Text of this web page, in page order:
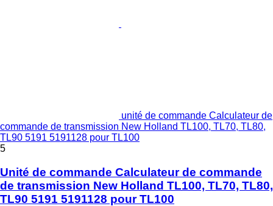
unité de commande Calculateur de
commande de transmission New Holland TL100, TL70, TL80,
TL90 5191 5191128 pour TL100
5
Unité de commande Calculateur de commande
de transmission New Holland TL100, TL70, TL80,
TL90 5191 5191128 pour TL100